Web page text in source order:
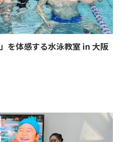
を体感する水泳教室 in 大阪